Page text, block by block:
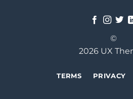
©
2026 UX
TERMS PRIVACY